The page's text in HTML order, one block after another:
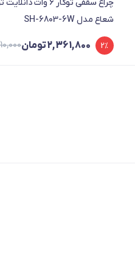
چراغ سقفی توکار 6 وات
شعاع مدل SH-6803-6W
2,361,800تومان 2%